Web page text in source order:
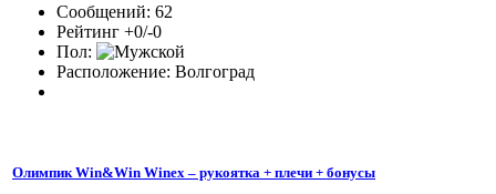
Сообщений: 62
Рейтинг +0/-0
Пол:
Расположение: Волгоград
Олимпик Win&Win Winex – рукоятка + плечи + бонусы